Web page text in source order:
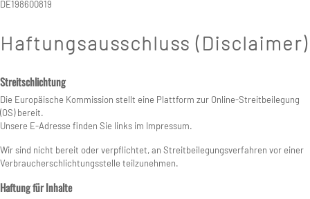
DE198600819
Haftungsausschluss (Disclaimer)
Streitschlichtung
Die Europäische Kommission stellt eine Plattform zur Online-Streitbeilegung
(OS) bereit.
Unsere E-Adresse finden Sie links im Impressum.
Wir sind nicht bereit oder verpflichtet, an Streitbeilegungsverfahren vor einer
Verbraucherschlichtungsstelle teilzunehmen.
Haftung für Inhalte